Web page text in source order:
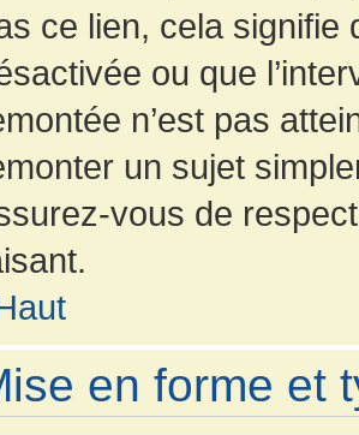
ce lien, cela signifie
ou que
n’est pas
un sujet
vous de
en forme et